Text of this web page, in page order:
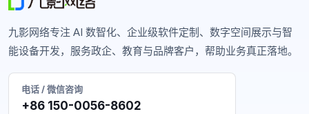
九影网络专注 AI 数智化、企业级软件定制、数字空间展示与智
能设备开发，服务政企、教育与品牌客户，帮助业务真正落地。
电话 / 微信咨询
+86 150-0056-8602